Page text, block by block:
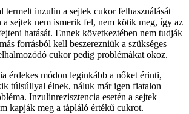
termelt inzulin a sejtek cukor felhasználását
sejtek nem ismerik fel, nem kötik meg, így az
hatását. Ennek következtében nem tudják
forrásból kell beszerezniük a szükséges
cukor pedig problémákat okoz.
érdekes módon leginkább a nőket érinti,
túlsúllyal élnek, náluk már igen fiatalon
Inzulinrezisztencia esetén a sejtek
kapják meg a tápláló értékű cukrot.